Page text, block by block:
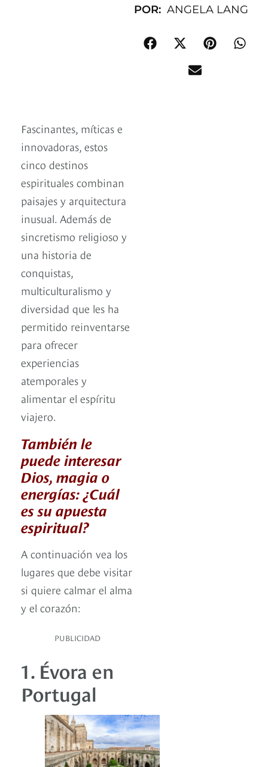
POR: ANGELA LANG
Fascinantes, míticas e
innovadoras, estos
cinco destinos
espirituales combinan
paisajes y arquitectura
inusual. Además de
sincretismo religioso y
una historia de
conquistas,
multiculturalismo y
diversidad que les ha
permitido reinventarse
para ofrecer
experiencias
atemporales y
alimentar el espíritu
viajero.
También le
puede interesar
Dios, magia o
energías: ¿Cuál
es su apuesta
espiritual?
A continuación vea los
lugares que debe visitar
si quiere calmar el alma
y el corazón:
PUBLICIDAD
1. Évora en
Portugal